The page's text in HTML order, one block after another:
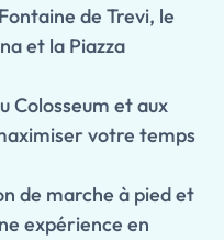
de Trevi, le
et la Piazza
Colosseum et aux
votre temps
de marche à pied et
expérience en